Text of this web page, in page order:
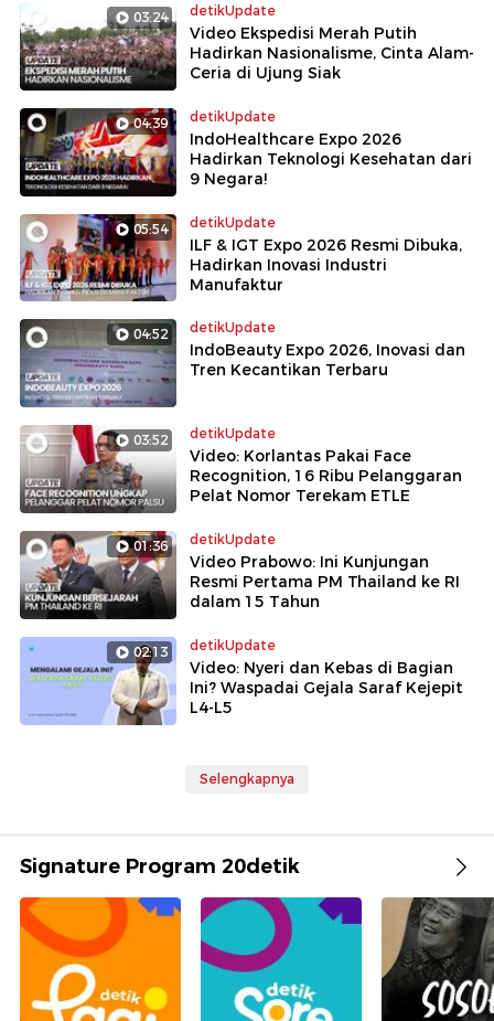
03:24 detikUpdate
Video Ekspedisi Merah Putih
Hadirkan Nasionalisme, Cinta Alam-
Ceria di Ujung Siak
04:39 detikUpdate
IndoHealthcare Expo 2026
Hadirkan Teknologi Kesehatan dari
9 Negara!
05:54 detikUpdate
ILF & IGT Expo 2026 Resmi Dibuka,
Hadirkan Inovasi Industri
Manufaktur
04:52 detikUpdate
IndoBeauty Expo 2026, Inovasi dan
Tren Kecantikan Terbaru
03:52 detikUpdate
Video: Korlantas Pakai Face
Recognition, 16 Ribu Pelanggaran
Pelat Nomor Terekam ETLE
01:36 detikUpdate
Video Prabowo: Ini Kunjungan
Resmi Pertama PM Thailand ke RI
dalam 15 Tahun
02:13 detikUpdate
Video: Nyeri dan Kebas di Bagian
Ini? Waspadai Gejala Saraf Kejepit
L4-L5
Selengkapnya
Signature Program 20detik